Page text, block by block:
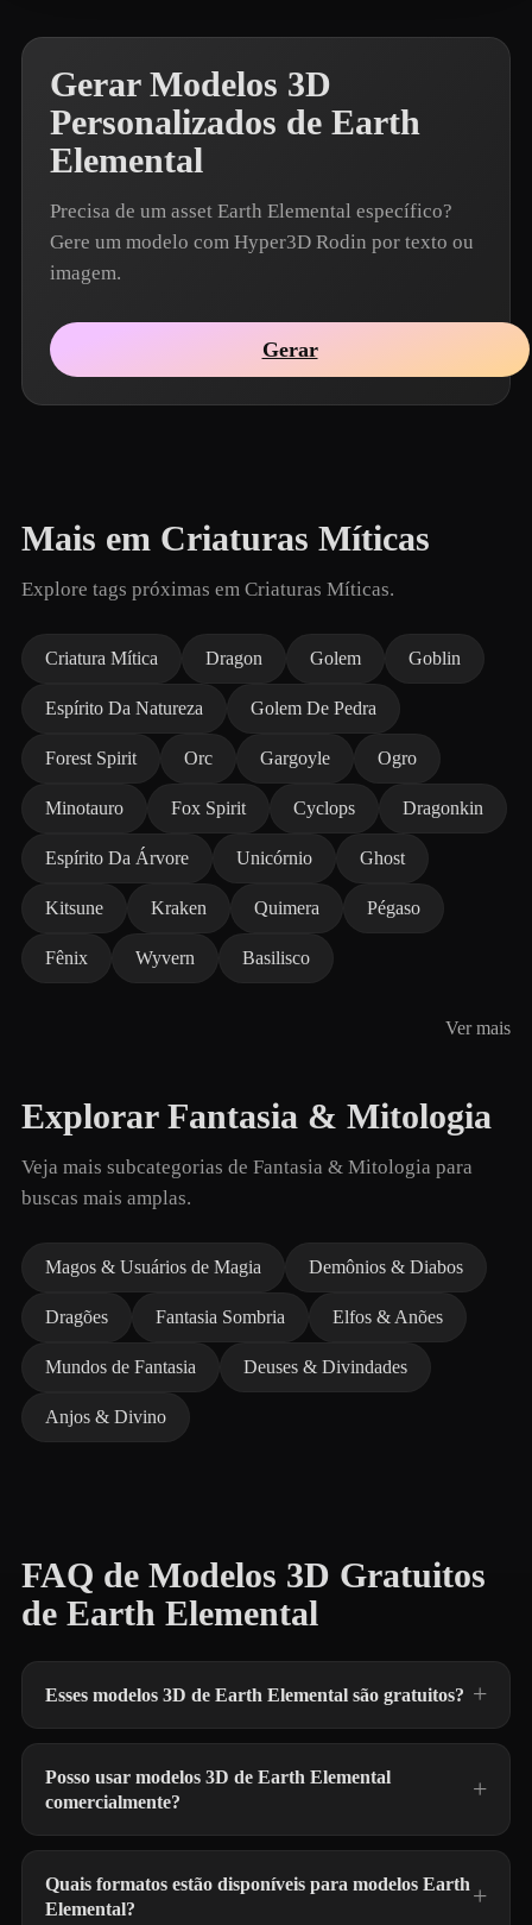
Gerar Modelos 3D
Personalizados de Earth
Elemental
Precisa de um asset Earth Elemental específico?
Gere um modelo com Hyper3D Rodin por texto ou
imagem.
Gerar
Mais em Criaturas Míticas
Explore tags próximas em Criaturas Míticas.
Criatura Mítica Dragon Golem Goblin
Espírito Da Natureza Golem De Pedra
Forest Spirit Orc Gargoyle Ogro
Minotauro Fox Spirit Cyclops Dragonkin
Espírito Da Árvore Unicórnio Ghost
Kitsune Kraken Quimera Pégaso
Fênix Wyvern Basilisco
Ver mais
Explorar Fantasia & Mitologia
Veja mais subcategorias de Fantasia & Mitologia para
buscas mais amplas.
Magos & Usuários de Magia Demônios & Diabos
Dragões Fantasia Sombria Elfos & Anões
Mundos de Fantasia Deuses & Divindades
Anjos & Divino
FAQ de Modelos 3D Gratuitos
de Earth Elemental
Esses modelos 3D de Earth Elemental são gratuitos?
Posso usar modelos 3D de Earth Elemental
comercialmente?
Quais formatos estão disponíveis para modelos Earth
Elemental?